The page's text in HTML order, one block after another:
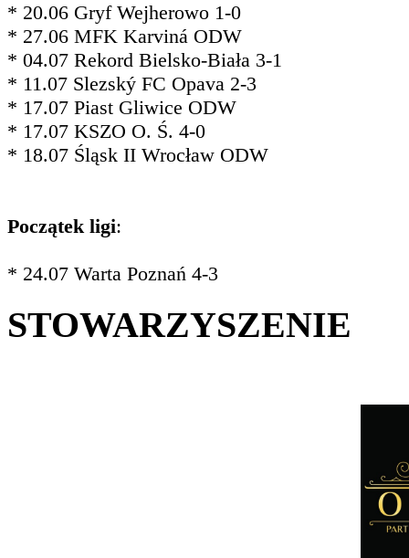
* 20.06 Gryf Wejherowo 1-0
* 27.06 MFK Karviná ODW
* 04.07 Rekord Bielsko-Biała 3-1
* 11.07 Slezský FC Opava 2-3
* 17.07 Piast Gliwice ODW
* 17.07 KSZO O. Ś. 4-0
* 18.07 Śląsk II Wrocław ODW
Początek ligi:
* 24.07 Warta Poznań 4-3
STOWARZYSZENIE